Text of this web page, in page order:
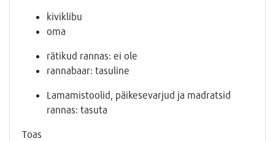
kiviklibu
oma
rätikud rannas: ei ole
rannabaar: tasuline
Lamamistoolid, päikesevarjud ja madratsid
rannas: tasuta
Toas